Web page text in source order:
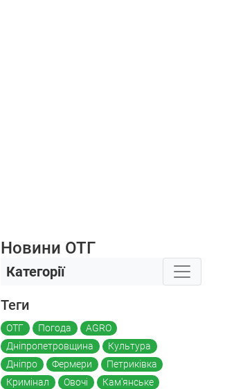
Новини ОТГ
Категорії
Теги
ОТГ Погода
AGRO
Дніпропетровщина
Культура
Дніпро
Фермери
Петриківка
Кримінал
Овочі
Кам'янське